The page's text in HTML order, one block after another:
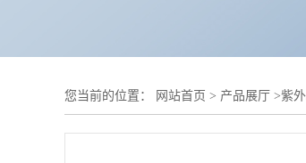
您当前的位置： 网站首页 > 产品展厅 >紫